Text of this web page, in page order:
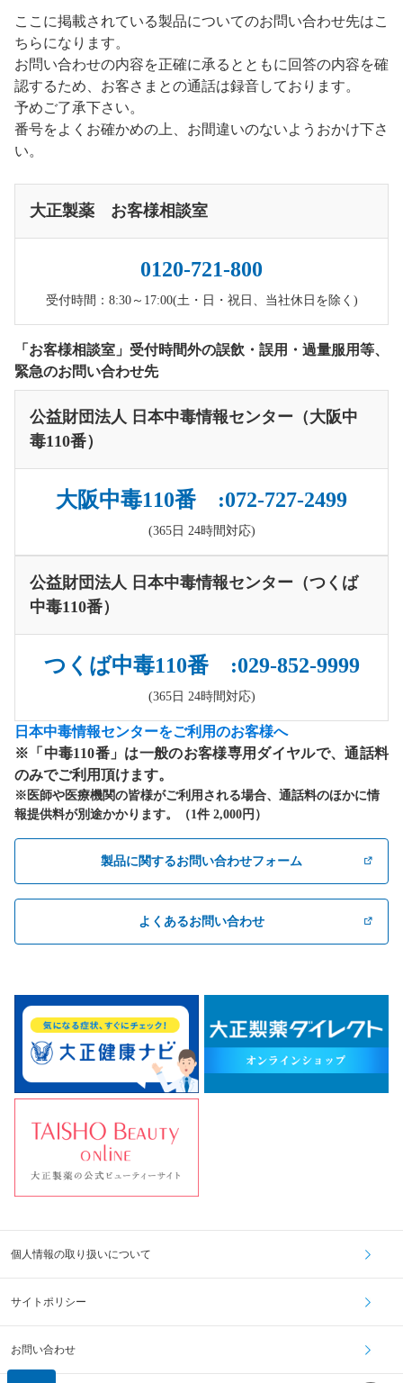
ここに掲載されている製品についてのお問い合わせ先はこ
ちらになります。
お問い合わせの内容を正確に承るとともに回答の内容を確
認するため、お客さまとの通話は録音しております。
予めご了承下さい。
番号をよくお確かめの上、お間違いのないようおかけ下さ
い。
大正製薬 お客様相談室
0120-721-800
受付時間：8:30～17:00(土・日・祝日、当社休日を除く)
「お客様相談室」受付時間外の誤飲・誤用・過量服用等、
緊急のお問い合わせ先
公益財団法人 日本中毒情報センター（大阪中
毒110番）
大阪中毒110番 :072-727-2499
(365日 24時間対応)
公益財団法人 日本中毒情報センター（つくば
中毒110番）
つくば中毒110番 :029-852-9999
(365日 24時間対応)
日本中毒情報センターをご利用のお客様へ
※「中毒110番」は一般のお客様専用ダイヤルで、通話料
のみでご利用頂けます。
※医師や医療機関の皆様がご利用される場合、通話料のほかに情
報提供料が別途かかります。（1件 2,000円）
製品に関するお問い合わせフォーム
よくあるお問い合わせ
個人情報の取り扱いについて
サイトポリシー
お問い合わせ